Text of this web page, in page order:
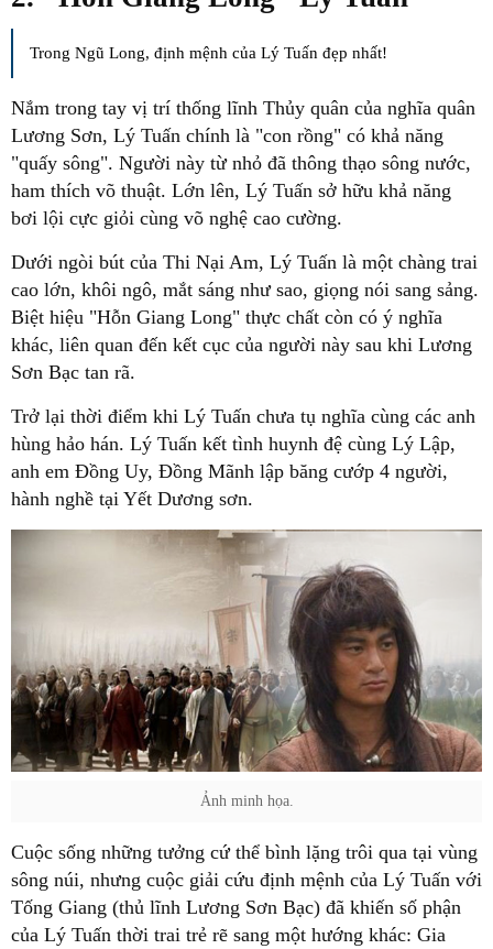
Trong Ngũ Long, định mệnh của Lý Tuấn đẹp nhất!
Nắm trong tay vị trí thống lĩnh Thủy quân của nghĩa quân
Lương Sơn, Lý Tuấn chính là "con rồng" có khả năng
"quấy sông". Người này từ nhỏ đã thông thạo sông nước,
ham thích võ thuật. Lớn lên, Lý Tuấn sở hữu khả năng
bơi lội cực giỏi cùng võ nghệ cao cường.
Dưới ngòi bút của Thi Nại Am, Lý Tuấn là một chàng trai
cao lớn, khôi ngô, mắt sáng như sao, giọng nói sang sảng.
Biệt hiệu "Hỗn Giang Long" thực chất còn có ý nghĩa
khác, liên quan đến kết cục của người này sau khi Lương
Sơn Bạc tan rã.
Trở lại thời điểm khi Lý Tuấn chưa tụ nghĩa cùng các anh
hùng hảo hán. Lý Tuấn kết tình huynh đệ cùng Lý Lập,
anh em Đồng Uy, Đồng Mãnh lập băng cướp 4 người,
hành nghề tại Yết Dương sơn.
Ảnh minh họa.
Cuộc sống những tưởng cứ thể bình lặng trôi qua tại vùng
sông núi, nhưng cuộc giải cứu định mệnh của Lý Tuấn với
Tống Giang (thủ lĩnh Lương Sơn Bạc) đã khiến số phận
của Lý Tuấn thời trai trẻ rẽ sang một hướng khác: Gia